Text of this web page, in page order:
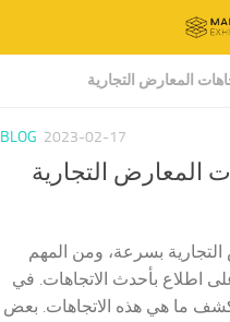
BLOG 2023-02-17
المعارض التجارية
التجارية بسرعة، ومن المهم
اطلاع بأحدث الاتجاهات. في
ما هي هذه الاتجاهات. بعض